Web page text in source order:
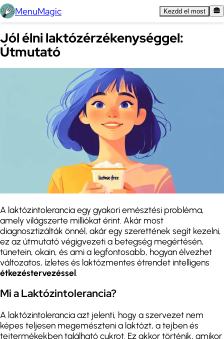
MenuMagic Kezdd el most
Jól élni laktózérzékenységgel:
Útmutató
A laktózintolerancia egy gyakori emésztési probléma,
amely világszerte milliókat érint. Akár most
diagnosztizálták önnél, akár egy szerettének segít kezelni,
ez az útmutató végigvezeti a betegség megértésén,
tünetein, okain, és ami a legfontosabb, hogyan élvezhet
változatos, ízletes és laktózmentes étrendet intelligens
étkezéstervezéssel
Mi a Laktózintolerancia?
A laktózintolerancia azt jelenti, hogy a szervezet nem
képes teljesen megemészteni a laktózt, a tejben és
tejtermékekben található cukrot. Ez akkor történik, amikor